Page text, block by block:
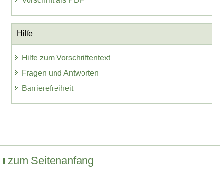
Hilfe
Hilfe zum Vorschriftentext
Fragen und Antworten
Barrierefreiheit
zum Seitenanfang